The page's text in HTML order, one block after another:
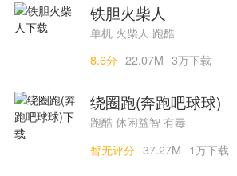
铁胆火柴人
单机 火柴人 跑酷
8.6分 22.07M 3万下载
绕圈跑(奔跑吧球球)
跑酷 休闲益智 有毒
暂无评分 37.27M 1万下载